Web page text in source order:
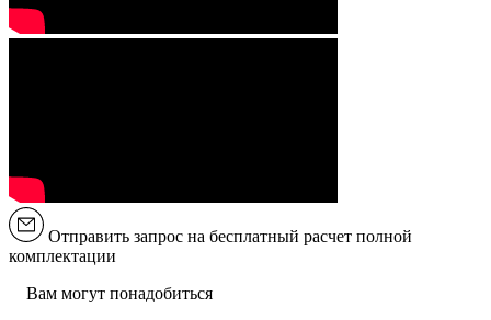
Отправить запрос на бесплатный расчет полной
комплектации
Вам могут понадобиться